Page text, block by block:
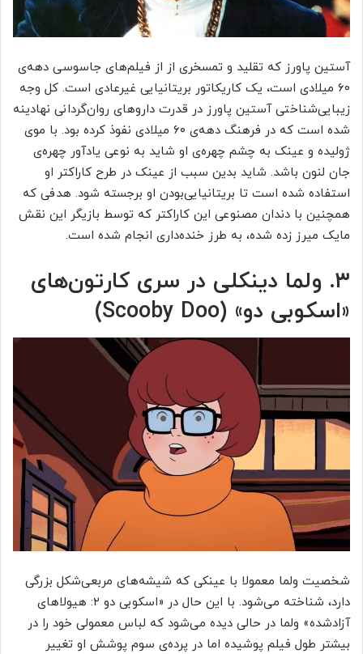
آستین پاورز که تقلید و تمسخری از از فیلم‌های جاسوسی دهه‌ی
۶۰ میلادی است، یک کاریکاتور بریتانیایی غیرعادی است. کل وجه
زیبایی‌شناختی آستین پاورز در قدرت دارو‌های روان‌گردانی نهادینه
شده است که در فرهنگ دهه‌ی ۶۰ میلادی نفوذ کرده بود. با موی
ژولیده و عینک به چشم چهره‌ی او شاید به نوعی یادآور چهره‌ی
جان لنون باشد. شاید بدین سبب از عینک در طرح کاراکتر او
استفاده شده است تا بریتانیایی‌بودن او برجسته شود. هدفی که
همچنین با دندان مصنوعی این کاراکتر که توسط بازیگر این نقش
مایک میرز زده شده، به طرز خنده‌داری انجام شده است.
۳. ولما دینکلی در سری کارتون‌های
«اسکوبی دو» (Scooby Doo
)
شخصیت ولما معمولا با عینکی که شیشه‌های مربعی‌شکل بزرگی
دارد، شناخته می‌شود. با این حال در «اسکوبی دو ۲: هیولاهای
آزادشده» ولما در حالی دیده می‌شود که لباس معمولی خود را در
بیشتر طول فیلم پوشیده اما در پرده‌ی سوم پوشش او تغییر